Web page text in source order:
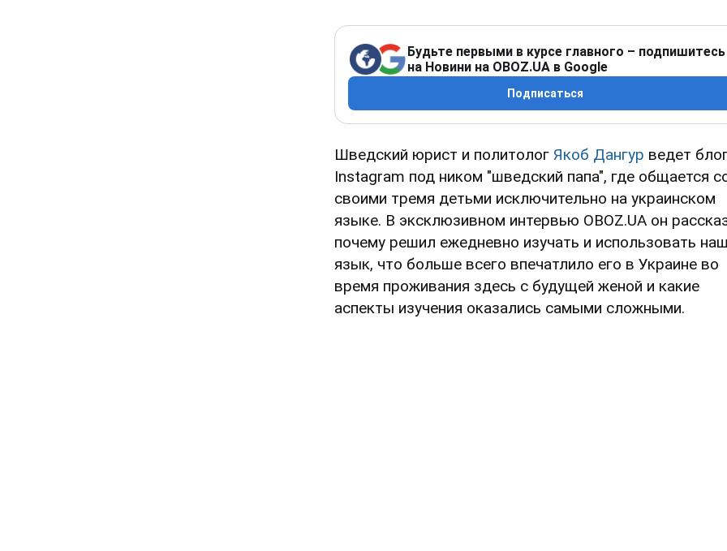
Будьте первыми в курсе главного – подпишитесь
на Новини на OBOZ.UA в Google
Подписаться
Шведский юрист и политолог Якоб Дангур ведет
Instagram под ником "шведский папа", где общается
своими тремя детьми исключительно на украинском
языке. В эксклюзивном интервью OBOZ.UA он
почему решил ежедневно изучать и использовать
язык, что больше всего впечатлило его в Украине во
время проживания здесь с будущей женой и какие
аспекты изучения оказались самыми сложными.